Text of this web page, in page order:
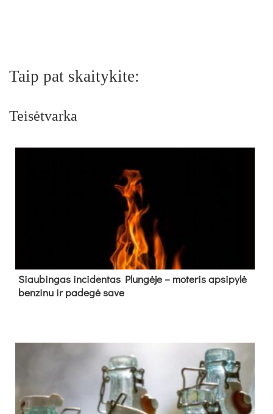
Taip pat skaitykite:
Teisėtvarka
Siau­bin­gas in­ci­den­tas Plun­gė­je – mo­te­ris ap­si­py­lė
ben­zi­nu ir pa­de­gė sa­ve